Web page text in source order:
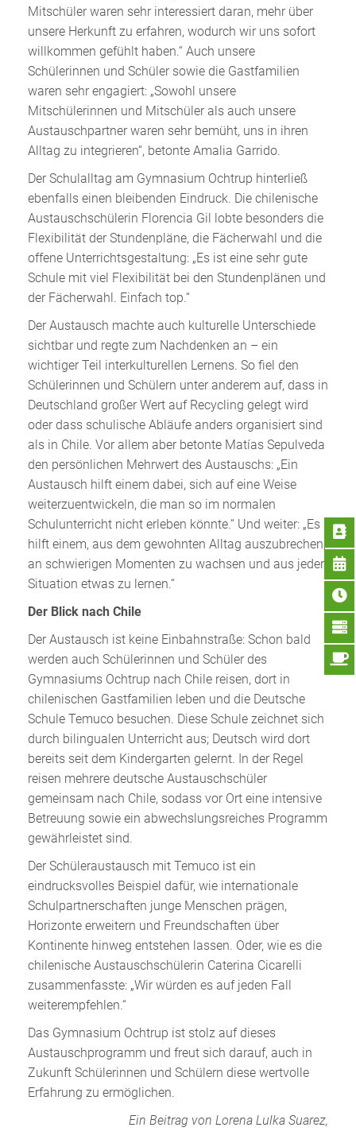
Mitschüler waren sehr interessiert daran, mehr über
unsere Herkunft zu erfahren, wodurch wir uns sofort
willkommen gefühlt haben.“ Auch unsere
Schülerinnen und Schüler sowie die Gastfamilien
waren sehr engagiert: „Sowohl unsere
Mitschülerinnen und Mitschüler als auch unsere
Austauschpartner waren sehr bemüht, uns in ihren
Alltag zu integrieren“, betonte Amalia Garrido.
Der Schulalltag am Gymnasium Ochtrup hinterließ
ebenfalls einen bleibenden Eindruck. Die chilenische
Austauschschülerin Florencia Gil lobte besonders die
Flexibilität der Stundenpläne, die Fächerwahl und die
offene Unterrichtsgestaltung: „Es ist eine sehr gute
Schule mit viel Flexibilität bei den Stundenplänen und
der Fächerwahl. Einfach top.“
Der Austausch machte auch kulturelle Unterschiede
sichtbar und regte zum Nachdenken an – ein
wichtiger Teil interkulturellen Lernens. So fiel den
Schülerinnen und Schülern unter anderem auf, dass in
Deutschland großer Wert auf Recycling gelegt wird
oder dass schulische Abläufe anders organisiert sind
als in Chile. Vor allem aber betonte Matías Sepulveda
den persönlichen Mehrwert des Austauschs: „Ein
Austausch hilft einem dabei, sich auf eine Weise
weiterzuentwickeln, die man so im normalen
Schulunterricht nicht erleben könnte.“ Und weiter: „Es
hilft einem, aus dem gewohnten Alltag auszubrechen,
an schwierigen Momenten zu wachsen und aus jeder
Situation etwas zu lernen.“
Der Blick nach Chile
Der Austausch ist keine Einbahnstraße: Schon bald
werden auch Schülerinnen und Schüler des
Gymnasiums Ochtrup nach Chile reisen, dort in
chilenischen Gastfamilien leben und die Deutsche
Schule Temuco besuchen. Diese Schule zeichnet sich
durch bilingualen Unterricht aus; Deutsch wird dort
bereits seit dem Kindergarten gelernt. In der Regel
reisen mehrere deutsche Austauschschüler
gemeinsam nach Chile, sodass vor Ort eine intensive
Betreuung sowie ein abwechslungsreiches Programm
gewährleistet sind.
Der Schüleraustausch mit Temuco ist ein
eindrucksvolles Beispiel dafür, wie internationale
Schulpartnerschaften junge Menschen prägen,
Horizonte erweitern und Freundschaften über
Kontinente hinweg entstehen lassen. Oder, wie es die
chilenische Austauschschülerin Caterina Cicarelli
zusammenfasste: „Wir würden es auf jeden Fall
weiterempfehlen.“
Das Gymnasium Ochtrup ist stolz auf dieses
Austauschprogramm und freut sich darauf, auch in
Zukunft Schülerinnen und Schülern diese wertvolle
Erfahrung zu ermöglichen.
Ein Beitrag von Lorena Lulka Suarez,